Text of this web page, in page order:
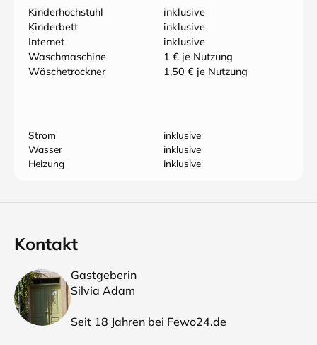
Kinderhochstuhl
inklusive
Kinderbett
inklusive
Internet
inklusive
Waschmaschine
1 € je Nutzung
Wäschetrockner
1,50 € je Nutzung
Strom
inklusive
Wasser
inklusive
Heizung
inklusive
Kontakt
Gastgeberin
Silvia Adam
Seit 18 Jahren bei Fewo24.de